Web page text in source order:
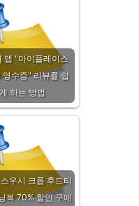
앱 "마이플레이스
영수증" 리뷰를 쉽
게 하는 방법
우시 크롭 후드티
복 70% 할인 구매